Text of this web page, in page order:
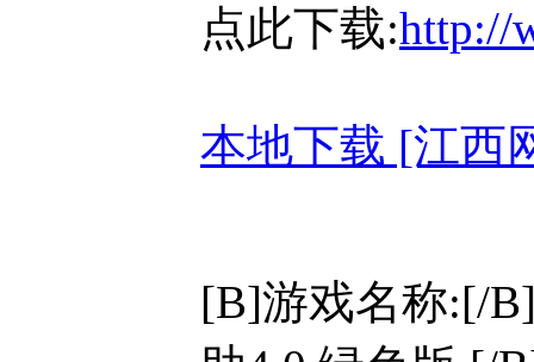
点此下载:http://
本地下载 [江西
[B]游戏名称:[/